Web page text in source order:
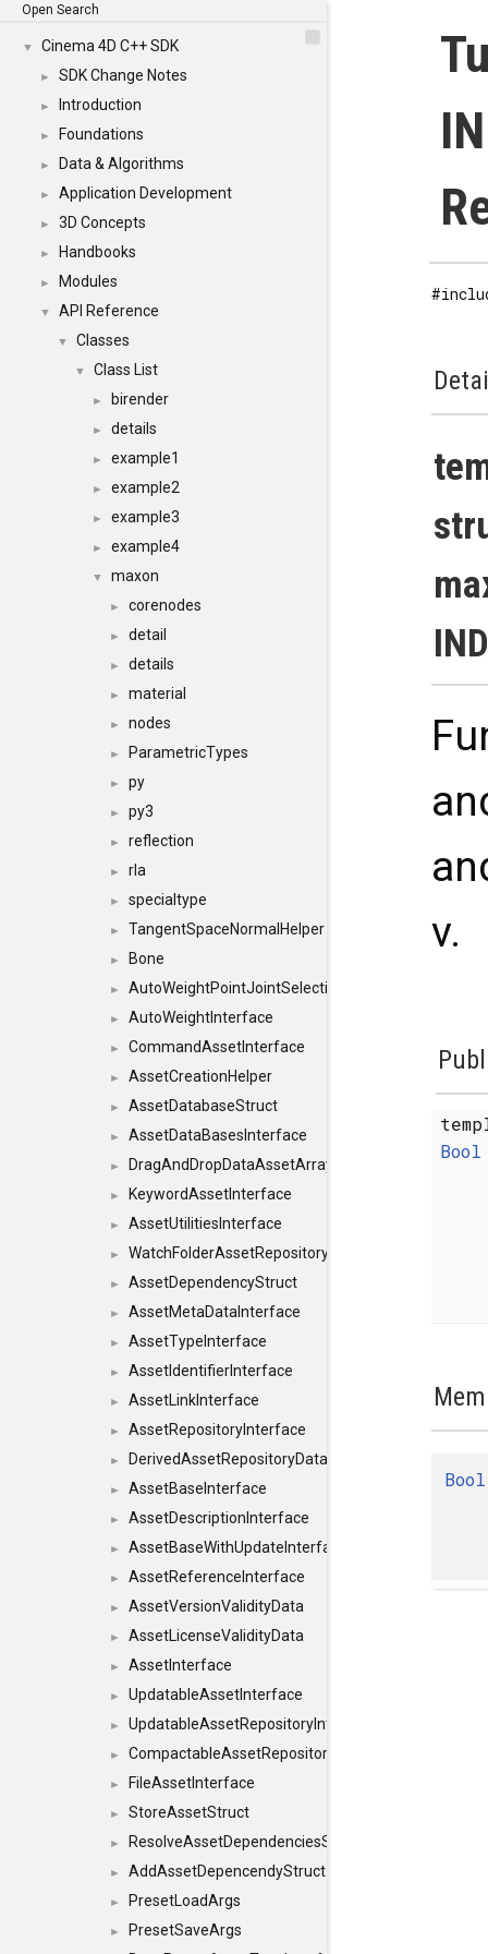
Open Search
▼ Cinema 4D C++ SDK
► SDK Change Notes
► Introduction
► Foundations
► Data & Algorithms
► Application Development
► 3D Concepts
► Handbooks
► Modules
▼ API Reference
▼ Classes
▼ Class List
► birender
► details
► example1
► example2
► example3
► example4
▼ maxon
► corenodes
► detail
► details
► material
► nodes
► ParametricTypes
► py
► py3
► reflection
► rla
► specialtype
► TangentSpaceNormalHelper
► Bone
► AutoWeightPointJointSelections
► AutoWeightInterface
► CommandAssetInterface
► AssetCreationHelper
► AssetDatabaseStruct
► AssetDataBasesInterface
► DragAndDropDataAssetArray
► KeywordAssetInterface
► AssetUtilitiesInterface
► WatchFolderAssetRepositoryInterface
► AssetDependencyStruct
► AssetMetaDataInterface
► AssetTypeInterface
► AssetIdentifierInterface
► AssetLinkInterface
► AssetRepositoryInterface
► DerivedAssetRepositoryDataInterface
► AssetBaseInterface
► AssetDescriptionInterface
► AssetBaseWithUpdateInterface
► AssetReferenceInterface
► AssetVersionValidityData
► AssetLicenseValidityData
► AssetInterface
► UpdatableAssetInterface
► UpdatableAssetRepositoryInterface
► CompactableAssetRepositoryInterface
► FileAssetInterface
► StoreAssetStruct
► ResolveAssetDependenciesStruct
► AddAssetDepencendyStruct
► PresetLoadArgs
►
PresetSaveArgs
v.
Bool
Bool